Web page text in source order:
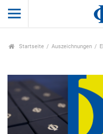
Startseite Auszeichnungen